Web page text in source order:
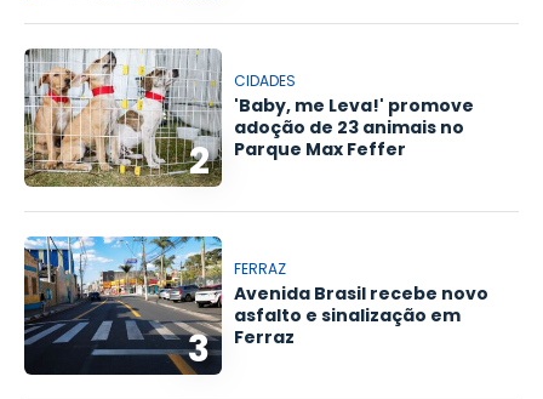
2
CIDADES
'Baby, me Leva!' promove
adoção de 23 animais no
Parque Max Feffer
3
FERRAZ
Avenida Brasil recebe novo
asfalto e sinalização em
Ferraz